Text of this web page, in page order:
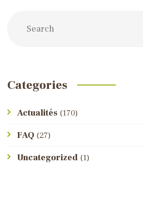
Categories
Actualités (170)
FAQ (27)
Uncategorized (1)